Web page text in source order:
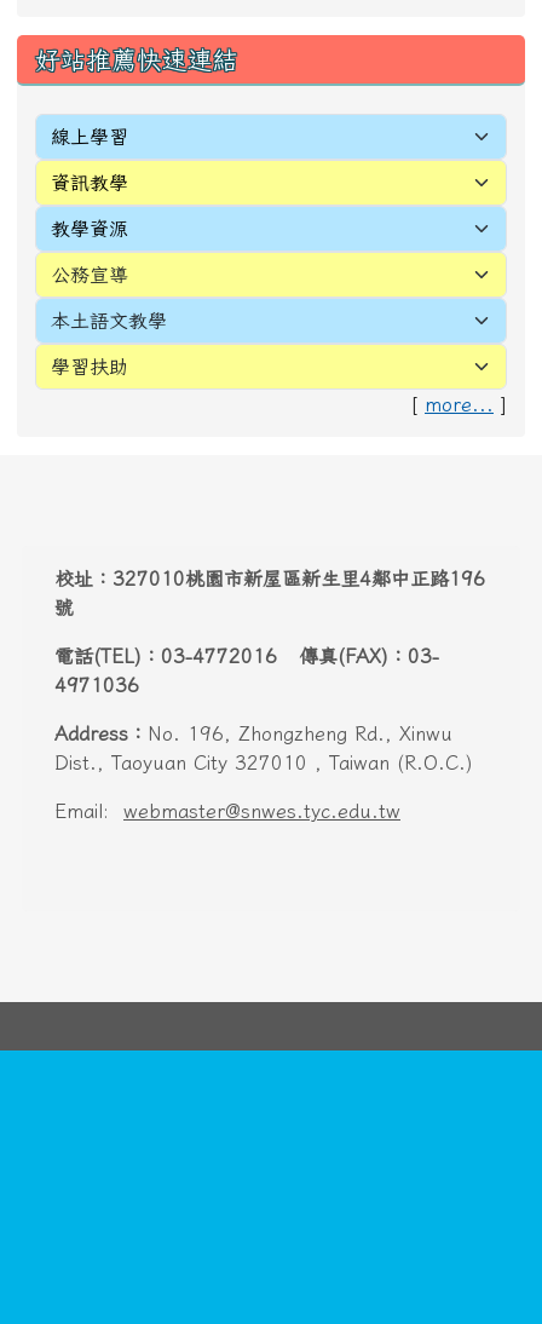
好站推薦快速連結
[ more... ]
校址：327010桃園市新屋區新生里4鄰中正路196
號
電話(TEL)：03-4772016 傳真(FAX)：03-
4971036
Address： No. 196, Zhongzheng Rd., Xinwu
Dist., Taoyuan City 327010 , Taiwan (R.O.C.)
Email: webmaster@snwes.tyc.edu.tw